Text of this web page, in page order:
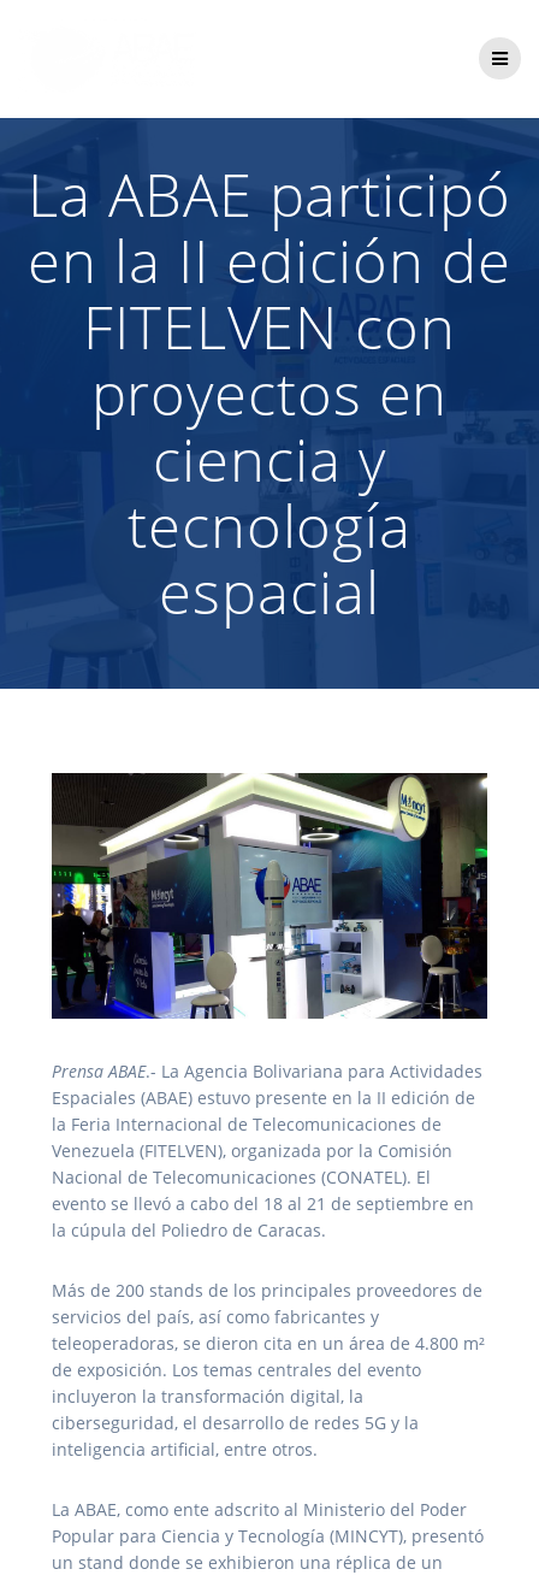
La ABAE participó
en la II edición de
FITELVEN con
proyectos en
ciencia y
tecnología
espacial
Prensa ABAE.- La Agencia Bolivariana para Actividades
Espaciales (ABAE) estuvo presente en la II edición de
la Feria Internacional de Telecomunicaciones de
Venezuela (FITELVEN), organizada por la Comisión
Nacional de Telecomunicaciones (CONATEL). El
evento se llevó a cabo del 18 al 21 de septiembre en
la cúpula del Poliedro de Caracas.
Más de 200 stands de los principales proveedores de
servicios del país, así como fabricantes y
teleoperadoras, se dieron cita en un área de 4.800 m²
de exposición. Los temas centrales del evento
incluyeron la transformación digital, la
ciberseguridad, el desarrollo de redes 5G y la
inteligencia artificial, entre otros.
La ABAE, como ente adscrito al Ministerio del Poder
Popular para Ciencia y Tecnología (MINCYT), presentó
un stand donde se exhibieron una réplica de un